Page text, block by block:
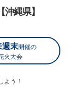
縄県】
週末開催の
火大会
よう！